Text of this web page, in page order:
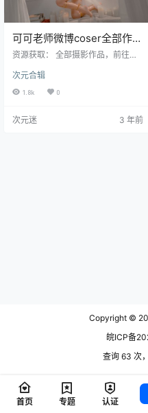
可可老师微博coser全部作品
[写真合集]
资源获取： 全部摄影作品，前往获
师，成都的美女Coser。这妹子年纪
轻轻就当上了老师，迫不及待的我
4MB] NO.02 碧蓝航线 光荣凉夜春
次元合辑
1.8k 0
次元迷 3 年前
Copyright ©
皖ICP备
查询 63 次
首页 专题 认证